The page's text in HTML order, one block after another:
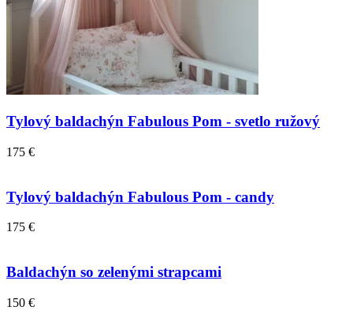
Tylový baldachýn Fabulous Pom - svetlo ružový
175 €
Tylový baldachýn Fabulous Pom - candy
175 €
Baldachýn so zelenými strapcami
150 €